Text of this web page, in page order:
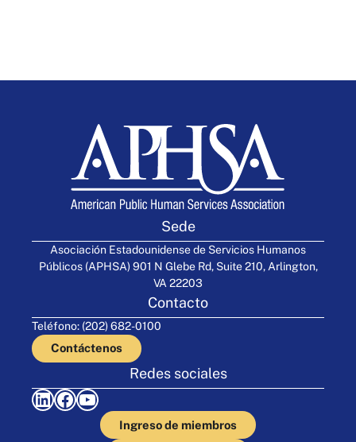
Sede
Asociación Estadounidense de Servicios Humanos
Públicos (APHSA) 901 N Glebe Rd, Suite 210, Arlington,
VA 22203
Contacto
Teléfono: (202) 682-0100
Contáctenos
Redes sociales
LinkedIn Facebook YouTube
Ingreso de miembros